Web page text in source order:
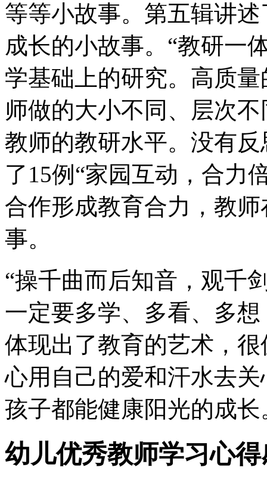
等等小故事。第五辑讲
成长的小故事。“教研一
学基础上的研究。高质
师做的大小不同、层次
教师的教研水平。没有
了15例“家园互动，合力
合作形成教育合力，教
事。
“操千曲而后知音，观千
一定要多学、多看、多
体现出了教育的艺术，
心用自己的爱和汗水去
孩子都能健康阳光的成长
幼儿优秀教师学习心